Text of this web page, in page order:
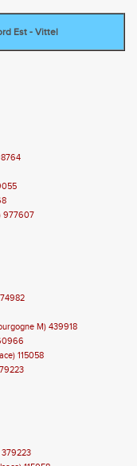
Est - Vittel
977607
M) 439918
115058
379223